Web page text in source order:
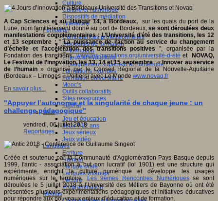
Culture
Culture et numérique
Dispositifs de médiation
Littérature
Formation
Compétences professionnelles
Dispositifs de formation
E- formation
Enjeux et évolutions
Enseignement supérieur et numérique
Formations hybrides
Formation universitaire
Mooc’s
Outils collaboratifs
Sites ressources
Tutorat
Jeux
Jeu et éducation
Jeux 4/12 ans
Jeux sérieux
Jeux vidéo
Langages
Ecriture
Humour
Langue orale
Langues vivantes
Lecture
Programmation
Médias
A Cap Sciences et au Hangar 14, à Bordeaux,sur les quais du port de la
Lune, nom familièrement donné au port de Bordeaux,se sont déroulées deux
manifestations complémentaires : L’Université d’été des transitions, les 12
et 13 septembre :" La puissance de l’action au service du changement
d’échelle et l’accélération des transitions positives ", organisée par la
Fondation des transitionswww.les-transitions.org/université-d-été et
NOVAQ,
Le Festival de l’innovation, les 13, 14 et 15 septembre: «Innover au service
de l’humain» organisé par le Conseil Régional de la Nouvelle-Aquitaine
(Bordeaux – Limoges – Poitiers) avec Le Monde www.novaq.fr
En savoir plus...
"Appuyer l’autonomie et la singularité de chaque jeune : un
challenge pédagogique"
vendredi, 06 juillet 2018
Reportages
Créée et soutenue par la Communauté d'Agglomération Pays Basque depuis
1999, l'antic - association à but non lucratif (loi 1901) est une structure qui
expérimente, enrichit la culture numérique et développe les usages
numériques sur le territoire.Les 9èmes Rencontres Numériquesse sont
déroulées le 5 juillet 2018 à l’Université des Métiers de Bayonne où ont été
présentées plusieurs expérimentations pédagogiques et initiatives éducatives
pour répondre aux nouveaux enjeux d’éducation et de formation.